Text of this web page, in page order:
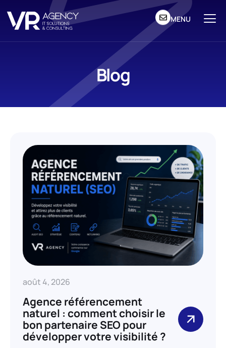
MENU
Blog
août 4, 2026
Agence référencement
naturel : comment choisir le
bon partenaire SEO pour
développer votre visibilité ?